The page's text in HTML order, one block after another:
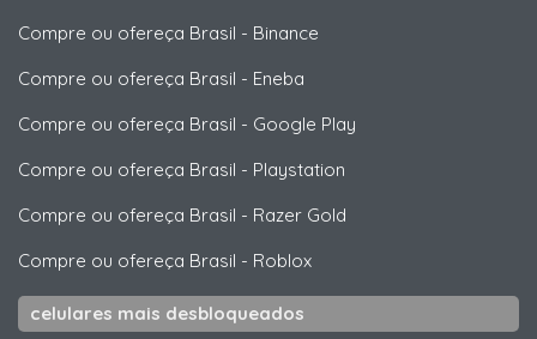
Compre ou ofereça Brasil - Binance
Compre ou ofereça Brasil - Eneba
Compre ou ofereça Brasil - Google Play
Compre ou ofereça Brasil - Playstation
Compre ou ofereça Brasil - Razer Gold
Compre ou ofereça Brasil - Roblox
celulares mais desbloqueados